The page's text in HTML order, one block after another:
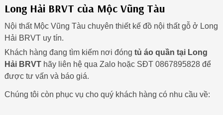
Long Hải BRVT của Mộc Vũng Tàu
Nội thất Mộc Vũng Tàu chuyên thiết kế đồ nội thất gỗ ở Long
Hải BRVT uy tín.
Khách hàng đang tìm kiếm nơi đóng tủ áo quần tại Long
Hải BRVThãy liên hệ qua Zalo hoặc SĐT 0867895828 để
được tư vấn và báo giá.
Chúng tôi còn phục vụ cho quý khách hàng có nhu cầu về: